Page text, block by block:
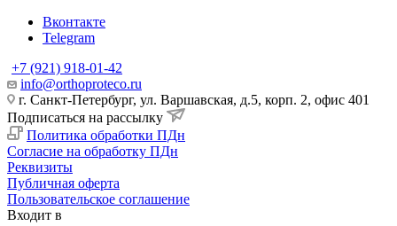
Вконтакте
Telegram
+7 (921) 918-01-42
info@orthoproteco.ru
г. Санкт-Петербург, ул. Варшавская, д.5, корп. 2, офис 401
Подписаться на рассылку
Политика обработки ПДн
Согласие на обработку ПДн
Реквизиты
Публичная оферта
Пользовательское соглашение
Входит в